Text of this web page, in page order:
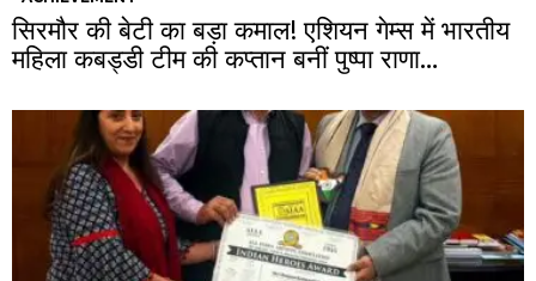
सिरमौर की बेटी का बड़ा कमाल! एशियन गेम्स में भारतीय
महिला कबड्डी टीम की कप्तान बनीं पुष्पा राणा…